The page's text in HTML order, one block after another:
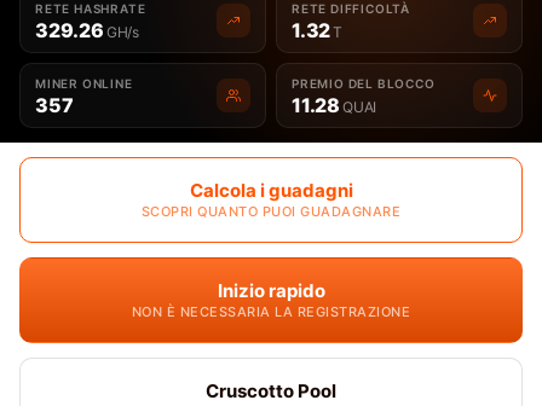
RETE HASHRATE
329.26 GH/s
RETE DIFFICOLTÀ
1.32T
MINER ONLINE
357
PREMIO DEL BLOCCO
11.28 QUAI
Calcola i guadagni
SCOPRI QUANTO PUOI GUADAGNARE
Inizio rapido
NON È NECESSARIA LA REGISTRAZIONE
Cruscotto Pool